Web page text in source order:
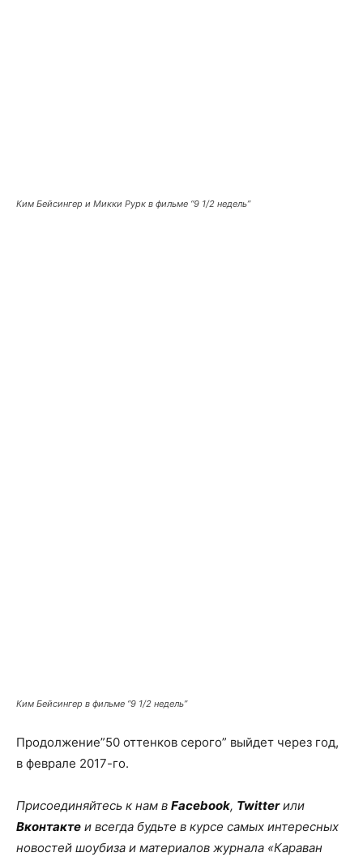
Ким Бейсингер и Микки Рурк в фильме “9 1/2 недель”
Ким Бейсингер в фильме “9 1/2 недель”
Продолжение”50 оттенков серого” выйдет через год,
в феврале 2017-го.
Присоединяйтесь к нам в Facebook, Twitterили
Вконтакте и всегда будьте в курсе самых интересных
новостей шоубиза и материалов журнала «Караван